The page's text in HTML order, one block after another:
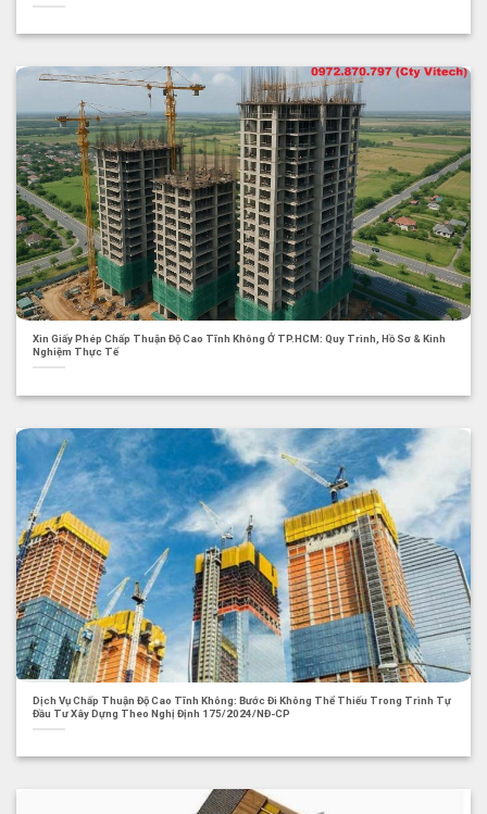
Xin Giấy Phép Chấp Thuận Độ Cao Tĩnh Không Ở TP.HCM: Quy Trình, Hồ Sơ & Kinh
Nghiệm Thực Tế
Dịch Vụ Chấp Thuận Độ Cao Tĩnh Không: Bước Đi Không Thể Thiếu Trong Trình Tự
Đầu Tư Xây Dựng Theo Nghị Định 175/2024/NĐ-CP